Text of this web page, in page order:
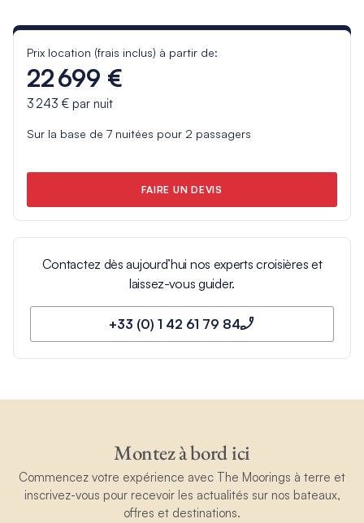
Prix location (frais inclus) à partir de:
22 699 €
3 243 €par nuit
Sur la base de 7nuitées pour 2 passagers
FAIRE UN DEVIS
Contactez dès aujourd’hui nos experts croisières et
laissez-vous guider.
+33 (0) 1 42 61 79 84
Montez à bord ici
Commencez votre expérience avec The Moorings à terre et
inscrivez-vous pour recevoir les actualités sur nos bateaux,
offres et destinations.